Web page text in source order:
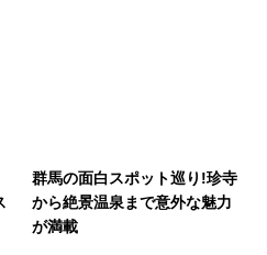
群馬の面白スポット巡り!珍寺
から絶景温泉まで意外な魅力
が満載